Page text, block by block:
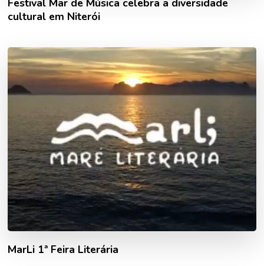
Festival Mar de Música celebra a diversidade
cultural em Niterói
MarLi 1ª Feira Literária